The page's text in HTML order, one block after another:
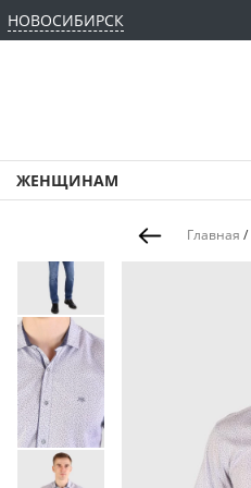
НОВОСИБИРСК
ЖЕНЩИНАМ
Главная /